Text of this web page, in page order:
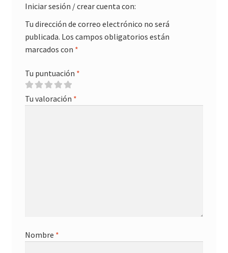
Iniciar sesión / crear cuenta con:
Tu dirección de correo electrónico no será
publicada. Los campos obligatorios están
marcados con *
Tu puntuación *
Tu valoración *
Nombre *